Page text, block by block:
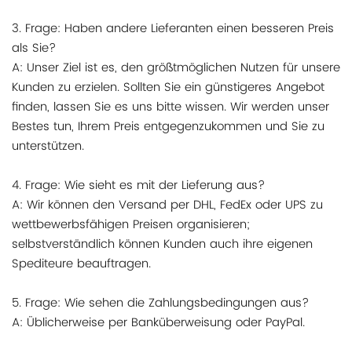
3. Frage: Haben andere Lieferanten einen besseren Preis
als Sie?
A: Unser Ziel ist es, den größtmöglichen Nutzen für unsere
Kunden zu erzielen. Sollten Sie ein günstigeres Angebot
finden, lassen Sie es uns bitte wissen. Wir werden unser
Bestes tun, Ihrem Preis entgegenzukommen und Sie zu
unterstützen.
4. Frage: Wie sieht es mit der Lieferung aus?
A: Wir können den Versand per DHL, FedEx oder UPS zu
wettbewerbsfähigen Preisen organisieren;
selbstverständlich können Kunden auch ihre eigenen
Spediteure beauftragen.
5. Frage: Wie sehen die Zahlungsbedingungen aus?
A: Üblicherweise per Banküberweisung oder PayPal.